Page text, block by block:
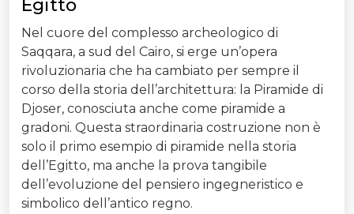
Egitto
Nel cuore del complesso archeologico di
Saqqara, a sud del Cairo, si erge un’opera
rivoluzionaria che ha cambiato per sempre il
corso della storia dell’architettura: la Piramide di
Djoser, conosciuta anche come piramide a
gradoni. Questa straordinaria costruzione non è
solo il primo esempio di piramide nella storia
dell’Egitto, ma anche la prova tangibile
dell’evoluzione del pensiero ingegneristico e
simbolico dell’antico regno.